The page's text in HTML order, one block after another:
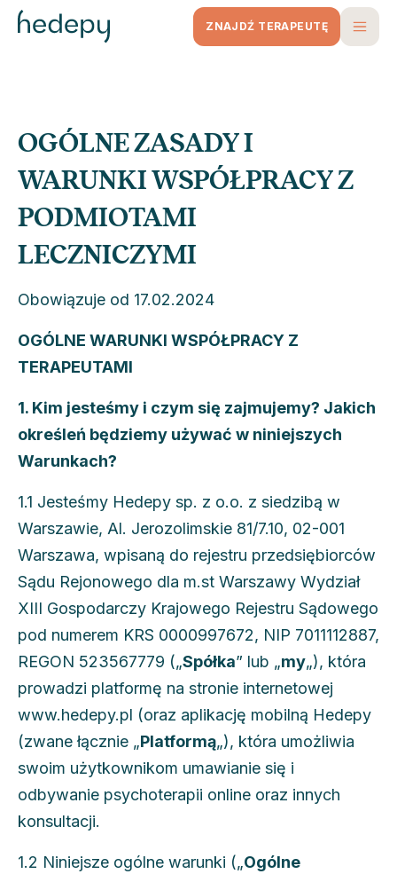
ZNAJDŹ TERAPEUTĘ
OGÓLNE ZASADY I
WARUNKI WSPÓŁPRACY Z
PODMIOTAMI
LECZNICZYMI
Obowiązuje od 17.02.2024
OGÓLNE WARUNKI WSPÓŁPRACY Z
TERAPEUTAMI
1. Kim jesteśmy i czym się zajmujemy? Jakich
określeń będziemy używać w niniejszych
Warunkach?
1.1 Jesteśmy Hedepy sp. z o.o. z siedzibą w
Warszawie, Al. Jerozolimskie 81/7.10, 02-001
Warszawa, wpisaną do rejestru przedsiębiorców
Sądu Rejonowego dla m.st Warszawy Wydział
XIII Gospodarczy Krajowego Rejestru Sądowego
pod numerem KRS 0000997672, NIP 7011112887,
REGON 523567779 („Spółka” lub „my„), która
prowadzi platformę na stronie internetowej
www.hedepy.pl (oraz aplikację mobilną Hedepy
(zwane łącznie „Platformą„), która umożliwia
swoim użytkownikom umawianie się i
odbywanie psychoterapii online oraz innych
konsultacji.
1.2 Niniejsze ogólne warunki („Ogólne